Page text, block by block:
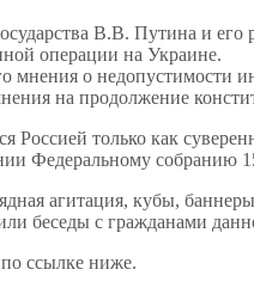
В.В. Путина и его
операции на Украине.
мнения о недопустимости
на продолжение
Россией только как
Федеральному собранию
агитация, кубы,
беседы с гражданами
ссылке ниже.